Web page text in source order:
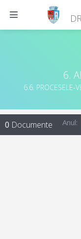
6.
6.6. PROCESELE-
0 Documente Anul: